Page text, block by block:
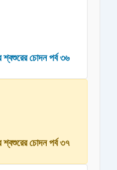
শ্বশুরের চোদন পর্ব ৩৬
শ্বশুরের চোদন পর্ব ৩৭